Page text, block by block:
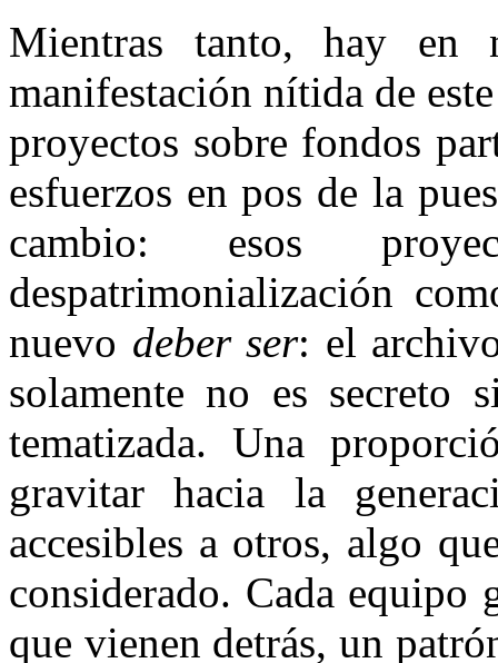
Mientras tanto, hay en
manifestación nítida de
proyectos sobre fondos
esfuerzos en pos de la
cambio: esos
despatrimonialización
nuevo deber ser: el
solamente no es secreto
tematizada. Una
gravitar hacia la
accesibles a otros, algo
considerado. Cada equipo
que vienen detrás, un